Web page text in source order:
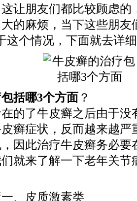
让朋友们都比较顾虑的
的麻烦，当下这些朋友
这个情况，下面就去详
括哪3个方面 ？
了牛皮癣之后由于没
癣症状，反而越来越严
因此治疗牛皮癣务必要
就来了解一下老年关节
皮质激素类